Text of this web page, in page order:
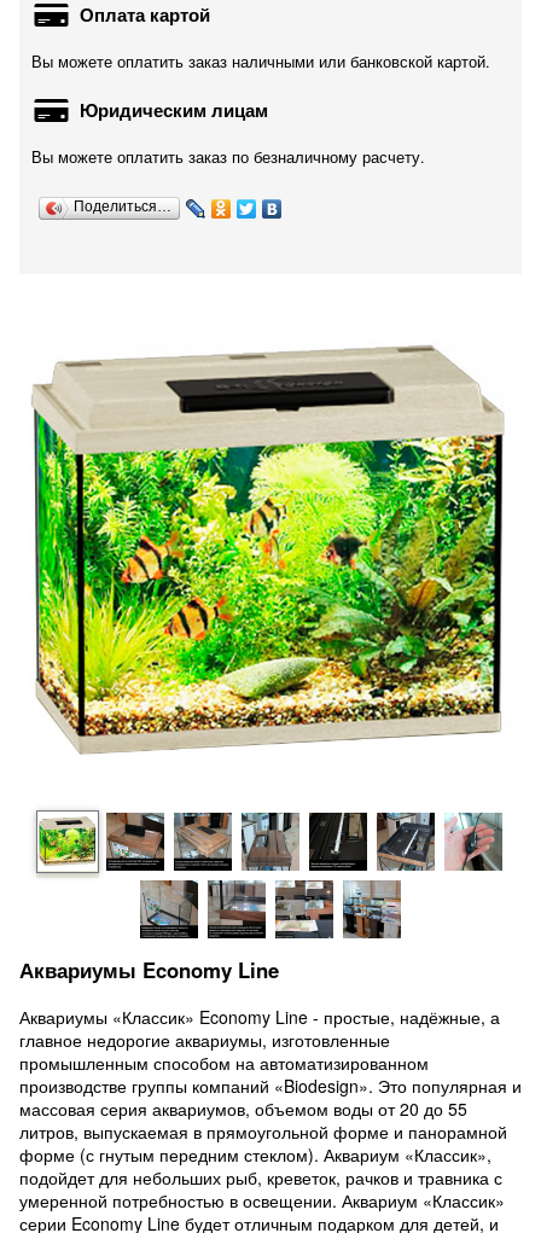
Оплата картой
Вы можете оплатить заказ наличными или банковской картой.
Юридическим лицам
Вы можете оплатить заказ по безналичному расчету.
Поделиться…
Аквариумы Economy Line
Аквариумы «Классик» Economy Line - простые, надёжные, а
главное недорогие аквариумы, изготовленные
промышленным способом на автоматизированном
производстве группы компаний «Biodesign». Это популярная и
массовая серия аквариумов, объемом воды от 20 до 55
литров, выпускаемая в прямоугольной форме и панорамной
форме (с гнутым передним стеклом). Аквариум «Классик»,
подойдет для небольших рыб, креветок, рачков и травника с
умеренной потребностью в освещении. Аквариум «Классик»
серии Economy Line будет отличным подарком для детей, и